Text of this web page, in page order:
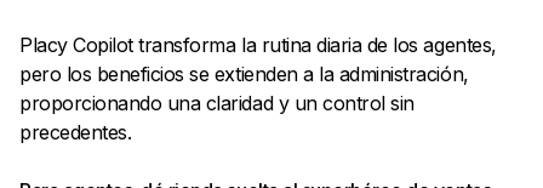
Placy Copilot transforma la rutina diaria de los agentes,
pero los beneficios se extienden a la administración,
proporcionando una claridad y un control sin
precedentes.